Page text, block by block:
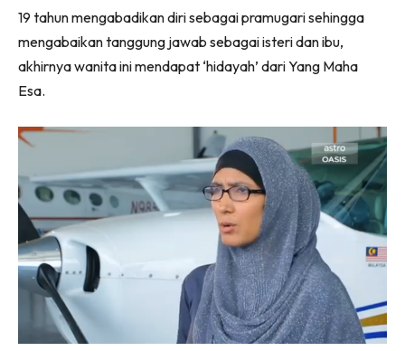
19 tahun mengabadikan diri sebagai pramugari sehingga
mengabaikan tanggung jawab sebagai isteri dan ibu,
akhirnya wanita ini mendapat ‘hidayah’ dari Yang Maha
Esa.